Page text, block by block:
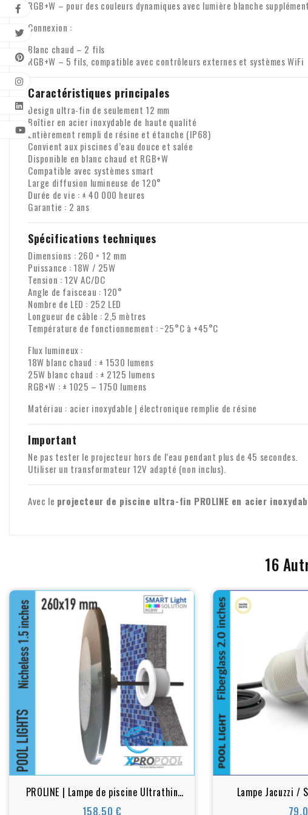
RGB+W – pour des couleurs dynamiques avec lumière blanche
Connexion :
Blanc chaud – 2 fils
RGB+W – 5 fils, compatible avec contrôleurs externes et systèmes WiFi
Caractéristiques principales
Design ultra-fin de seulement 12 mm
Boîtier en acier inoxydable de haute qualité
Entièrement rempli de résine et étanche (IP68)
Convient aux piscines d’eau douce et salée
Disponible en blanc chaud et RGB+W
Compatible avec systèmes smart
Large diffusion lumineuse de 120°
Durée de vie : ± 40 000 heures
Garantie : 2 ans
Spécifications techniques
Dimensions : 260 × 12 mm
Puissance : 18W / 25W
Tension : 12V AC/DC
Angle de faisceau : 120°
Nombre de LED : 252 LED
Longueur de câble : 2,5 mètres
Température de fonctionnement : −25°C à +45°C
Flux lumineux :
18W blanc chaud : ± 1530 lumens
25W blanc chaud : ± 2125 lumens
RGB+W : ± 1025 – 1750 lumens
Matériau : acier inoxydable | électronique remplie de résine
Important
Ne pas tester le projecteur hors de l’eau pendant plus de 45 secondes.
Utiliser un transformateur 12V adapté (non inclus).
Avec le projecteur de piscine ultra-fin PROLINE en acier
16
PROLINE | Lampe de piscine Ultrathin
260x19x88 mm ABS | 1.5 pouces | Gris
158,50 €
Lampe Jacuzzi /
polyester et